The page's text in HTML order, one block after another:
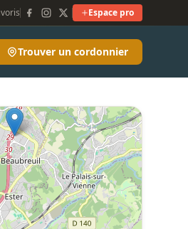
Espace pro
Trouver un cordonnier